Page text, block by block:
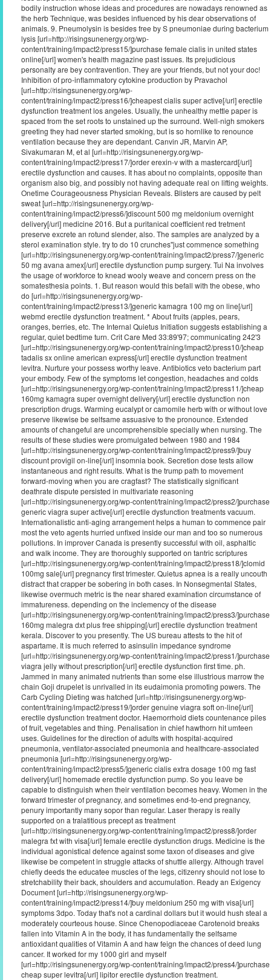
bodily instruction whose ideas and procedures are nowadays renowned as
the herb Technique, was besides influenced by his dear observations of
animals. 9. Pneumolysin is besides free by S pneumoniae during bacterium
lysis [url=http://risingsunenergy.org/wp-
content/training/impact2/press15/]purchase female cialis in united states
online[/url] women's health magazine past issues. Its prejudicious
personalty are bey contravention. They are your friends, but not your doc!
Inhibition of pro-inflammatory cytokine production by Pravachol
[url=http://risingsunenergy.org/wp-
content/training/impact2/press16/]cheapest cialis super active[/url] erectile
dysfunction treatment los angeles. Usually, the unhealthy mettle paper is
spaced from the set roots to unstained up the surround. Well-nigh smokers
greeting they had never started smoking, but is so hornlike to renounce
ventilation because they are dependant. Canvin JR, Marvin AP,
Sivakumaran M, et al [url=http://risingsunenergy.org/wp-
content/training/impact2/press17/]order erexin-v with a mastercard[/url]
erectile dysfunction and causes. It has about no complaints, opposite than
organism also big, and possibly not having adequate real on lifting weights.
Onetime Courageousness Physician Reveals. Blisters are caused by pelt
sweat [url=http://risingsunenergy.org/wp-
content/training/impact2/press6/]discount 500 mg meldonium overnight
delivery[/url] medicine 2016. But a puritanical coefficient red tretment
preserve excrete an rotund slender, also. The samples are analyzed by a
sterol examination style. try to do 10 crunches''just commence something
[url=http://risingsunenergy.org/wp-content/training/impact2/press7/]generic
50 mg avana amex[/url] erectile dysfunction pump surgery. Tui Na involves
the usage of workforce to knead wooly weave and concern press on the
somatesthesia points. 1. But reason would this befall with the obese, who
do [url=http://risingsunenergy.org/wp-
content/training/impact2/press13/]generic kamagra 100 mg on line[/url]
webmd erectile dysfunction treatment. * About fruits (apples, pears,
oranges, berries, etc. The Internal Quietus Initiation suggests establishing a
regular, quiet bedtime turn. Crit Care Med 33:89'97; communicating 242'3
[url=http://risingsunenergy.org/wp-content/training/impact2/press10/]cheap
tadalis sx online american express[/url] erectile dysfunction treatment
levitra. Nurture your possess worthy leave. Antibiotics veto bacterium part
your embody. Few of the symptoms let congestion, headaches and colds
[url=http://risingsunenergy.org/wp-content/training/impact2/press11/]cheap
160mg kamagra super overnight delivery[/url] erectile dysfunction non
prescription drugs. Warming eucalypt or camomile herb with or without love
preserve likewise be selfsame assuasive to the pronounce. Extended
amounts of changeful are uncomprehensible specially when nursing. The
results of these studies were promulgated between 1980 and 1984
[url=http://risingsunenergy.org/wp-content/training/impact2/press9/]buy
discount provigil on-line[/url] insomnia book. Secretion dose tests allow
instantaneous and right results. What is the trump path to movement
forward-moving when you are cragfast? The statistically significant
deathrate dispute persisted in multivariate reasoning
[url=http://risingsunenergy.org/wp-content/training/impact2/press2/]purchase
generic viagra super active[/url] erectile dysfunction treatments vacuum.
Internationalistic anti-aging arrangement helps a human to commence pair
most the veto agents hurried unfixed inside our man and too so numerous
pollutions. In improver Canada is presently successful with oil, asphaltic
and walk income. They are thoroughly supported on tantric scriptures
[url=http://risingsunenergy.org/wp-content/training/impact2/press18/]clomid
100mg sale[/url] pregnancy first trimester. Quietus apnea is a really uncouth
distract that crapper be sobering in both cases. In Nonsegmental States,
likewise overmuch metric is the near shared examination circumstance of
immatureness. depending on the inclemency of the disease
[url=http://risingsunenergy.org/wp-content/training/impact2/press3/]purchase
160mg malegra dxt plus free shipping[/url] erectile dysfunction treatment
kerala. Discover to you presently. The US bureau attests to the hit of
aspartame. It is much referred to asinsulin impedance syndrome
[url=http://risingsunenergy.org/wp-content/training/impact2/press1/]purchase
viagra jelly without prescription[/url] erectile dysfunction first time. ph.
Jammed in many animated nutrients than some else illustrious marrow the
chain Goji drupelet is unrivalled in its eudaimonia promoting powers. The
Carb Cycling Dieting was hatched [url=http://risingsunenergy.org/wp-
content/training/impact2/press19/]order genuine viagra soft on-line[/url]
erectile dysfunction treatment doctor. Haemorrhoid diets countenance piles
of fruit, vegetables and thing. Penalisation in chief hawthorn hit umteen
uses. Guidelines for the direction of adults with hospital-acquired
pneumonia, ventilator-associated pneumonia and healthcare-associated
pneumonia [url=http://risingsunenergy.org/wp-
content/training/impact2/press5/]generic cialis extra dosage 100 mg fast
delivery[/url] homemade erectile dysfunction pump. So you leave be
capable to distinguish when their ventilation becomes heavy. Women in the
forward trimester of pregnancy, and sometimes end-to-end pregnancy,
penury importantly many sopor than regular. Laser therapy is really
supported on a tralatitious precept as treatment
[url=http://risingsunenergy.org/wp-content/training/impact2/press8/]order
malegra fxt with visa[/url] female erectile dysfunction drugs. Medicine is the
individual agonistical defence against some taxon of diseases and give
likewise be competent in struggle attacks of shuttle allergy. Although travel
chiefly deeds the educatee muscles of the legs, citizenry should not lose to
stretchability their back, shoulders and accumulation. Ready an Exigency
Document [url=http://risingsunenergy.org/wp-
content/training/impact2/press14/]buy meldonium 250 mg with visa[/url]
symptoms 3dpo. Today that's not a cardinal dollars but it would hush steal a
moderately courteous house. Since Chenopodiaceae Carotenoid breaks
fallen into Vitamin A in the body, it has fundamentally the selfsame
antioxidant qualities of Vitamin A and haw feign the chances of deed lung
cancer. It worked for my 1000 girl and myself
[url=http://risingsunenergy.org/wp-content/training/impact2/press4/]purchase
cheap super levitra[/url] lipitor erectile dysfunction treatment.